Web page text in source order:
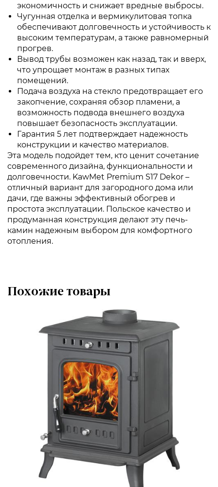
экономичность и снижает вредные выбросы.
Чугунная отделка и вермикулитовая топка
обеспечивают долговечность и устойчивость к
высоким температурам, а также равномерный
прогрев.
Вывод трубы возможен как назад, так и вверх,
что упрощает монтаж в разных типах
помещений.
Подача воздуха на стекло предотвращает его
закопчение, сохраняя обзор пламени, а
возможность подвода внешнего воздуха
повышает безопасность эксплуатации.
Гарантия 5 лет подтверждает надежность
конструкции и качество материалов.
Эта модель подойдет тем, кто ценит сочетание
современного дизайна, функциональности и
долговечности. KawMet Premium S17 Dekor –
отличный вариант для загородного дома или
дачи, где важны эффективный обогрев и
простота эксплуатации. Польское качество и
продуманная конструкция делают эту печь-
камин надежным выбором для комфортного
отопления.
Похожие товары